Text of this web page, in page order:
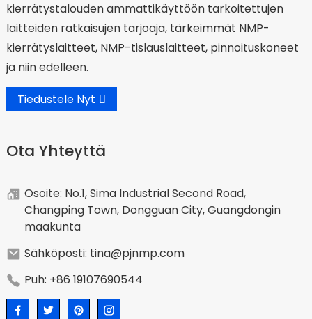
kierrätystalouden ammattikäyttöön tarkoitettujen
laitteiden ratkaisujen tarjoaja, tärkeimmät NMP-
kierrätyslaitteet, NMP-tislauslaitteet, pinnoituskoneet
ja niin edelleen.
Tiedustele Nyt
Ota Yhteyttä
Osoite: No.1, Sima Industrial Second Road,
Changping Town, Dongguan City, Guangdongin
maakunta
Sähköposti: tina@pjnmp.com
Puh: +86 19107690544